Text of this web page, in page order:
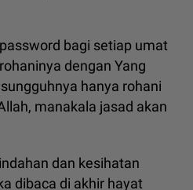
bagi setiap umat
dengan Yang
hanya rohani
manakala jasad akan
dan kesihatan
dibaca di akhir hayat